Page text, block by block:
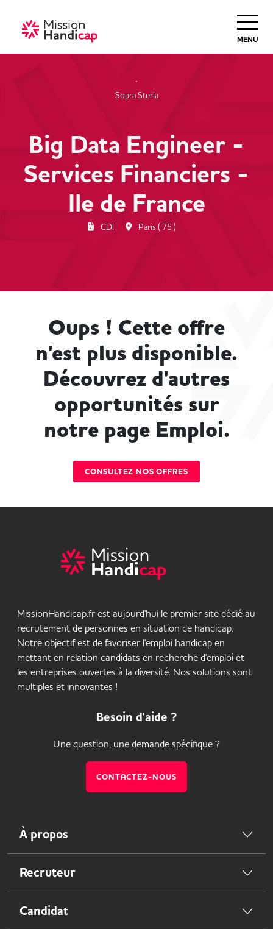
MENU
Sopra Steria
Big Data Engineer -
Services Financiers -
Ile de France
CDI Paris ( 75 )
Oups ! Cette offre
n'est plus disponible.
Découvrez d'autres
opportunités sur
notre page Emploi.
CONSULTEZ NOS OFFRES
MissionHandicap.fr est aujourd'hui le premier site dédié au
recrutement de personnes en situation de handicap.
Notre objectif est de favoriser l'emploi handicap en
mettant en relation candidats en recherche d'emploi et
les entreprises ouvertes à la diversité. Nos solutions sont
multiples et innovantes !
Besoin d'aide ?
Une question, une demande spécifique ?
CONTACTEZ-NOUS
À propos
Recruteur
Candidat